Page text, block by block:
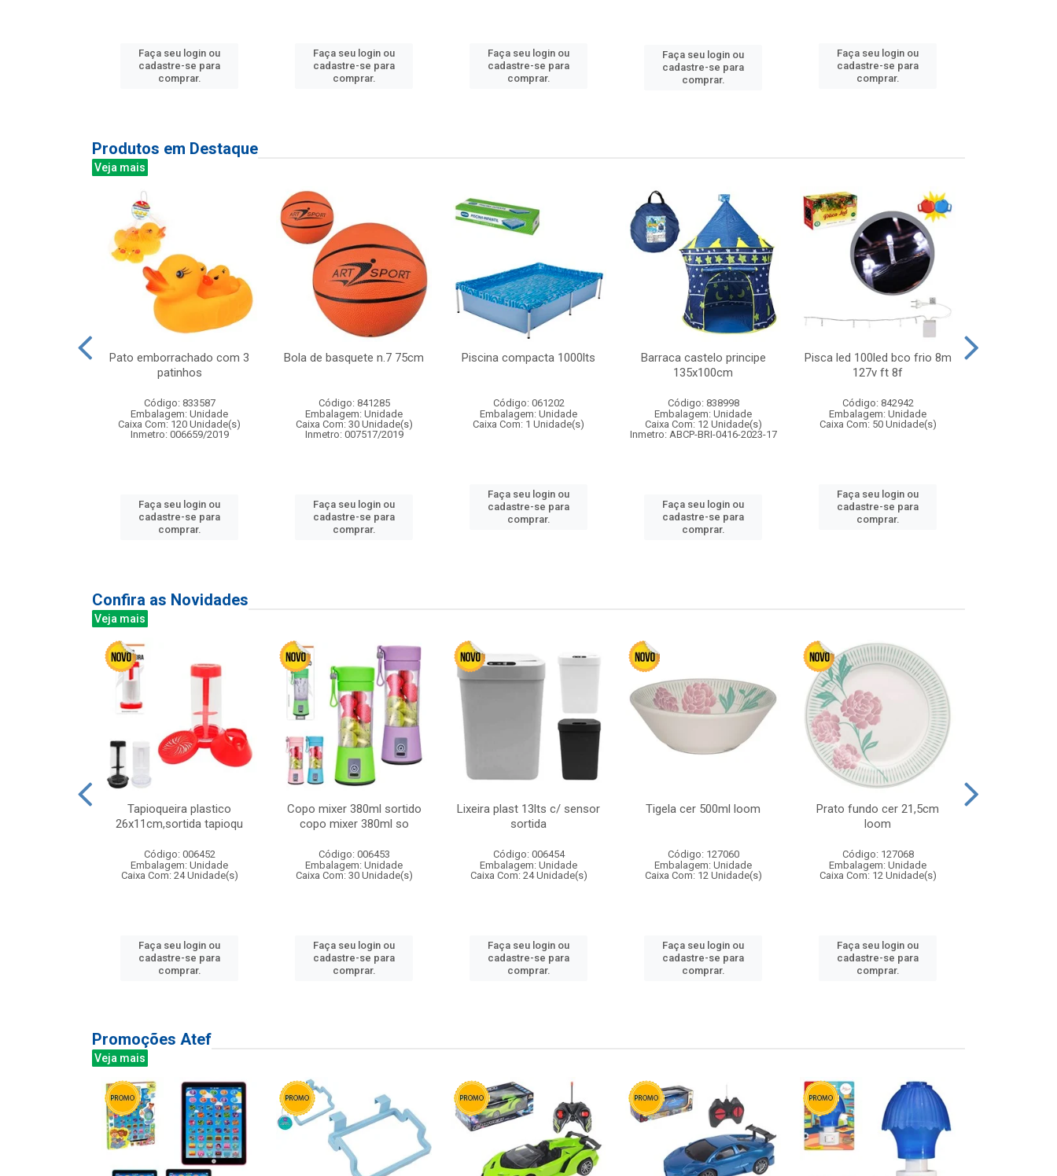
Faça seu login ou
cadastre-se para
comprar.
Faça seu login ou
cadastre-se para
comprar.
Faça seu login ou
cadastre-se para
comprar.
Faça seu login ou
cadastre-se para
comprar.
Faça seu login ou
cadastre-se para
comprar.
Produtos em Destaque
Veja mais
Pato emborrachado com 3
patinhos
Código: 833587
Embalagem: Unidade
Caixa Com: 120 Unidade(s)
Inmetro: 006659/2019
Faça seu login ou
cadastre-se para
comprar.
Bola de basquete n.7 75cm
Código: 841285
Embalagem: Unidade
Caixa Com: 30 Unidade(s)
Inmetro: 007517/2019
Faça seu login ou
cadastre-se para
comprar.
Piscina compacta 1000lts
Código: 061202
Embalagem: Unidade
Caixa Com: 1 Unidade(s)
Faça seu login ou
cadastre-se para
comprar.
Barraca castelo principe
135x100cm
Código: 838998
Embalagem: Unidade
Caixa Com: 12 Unidade(s)
Inmetro: ABCP-BRI-0416-2023-17
Faça seu login ou
cadastre-se para
comprar.
Pisca led 100led bco frio 8m
127v ft 8f
Código: 842942
Embalagem: Unidade
Caixa Com: 50 Unidade(s)
Faça seu login ou
cadastre-se para
comprar.
Confira as Novidades
Veja mais
Tapioqueira plastico
26x11cm,sortida tapioqu
Código: 006452
Embalagem: Unidade
Caixa Com: 24 Unidade(s)
Faça seu login ou
cadastre-se para
comprar.
Copo mixer 380ml sortido
copo mixer 380ml so
Código: 006453
Embalagem: Unidade
Caixa Com: 30 Unidade(s)
Faça seu login ou
cadastre-se para
comprar.
Lixeira plast 13lts c/ sensor
sortida
Código: 006454
Embalagem: Unidade
Caixa Com: 24 Unidade(s)
Faça seu login ou
cadastre-se para
comprar.
Tigela cer 500ml loom
Código: 127060
Embalagem: Unidade
Caixa Com: 12 Unidade(s)
Faça seu login ou
cadastre-se para
comprar.
Prato fundo cer 21,5cm
loom
Código: 127068
Embalagem: Unidade
Caixa Com: 12 Unidade(s)
Faça seu login ou
cadastre-se para
comprar.
Promoções Atef
Veja mais